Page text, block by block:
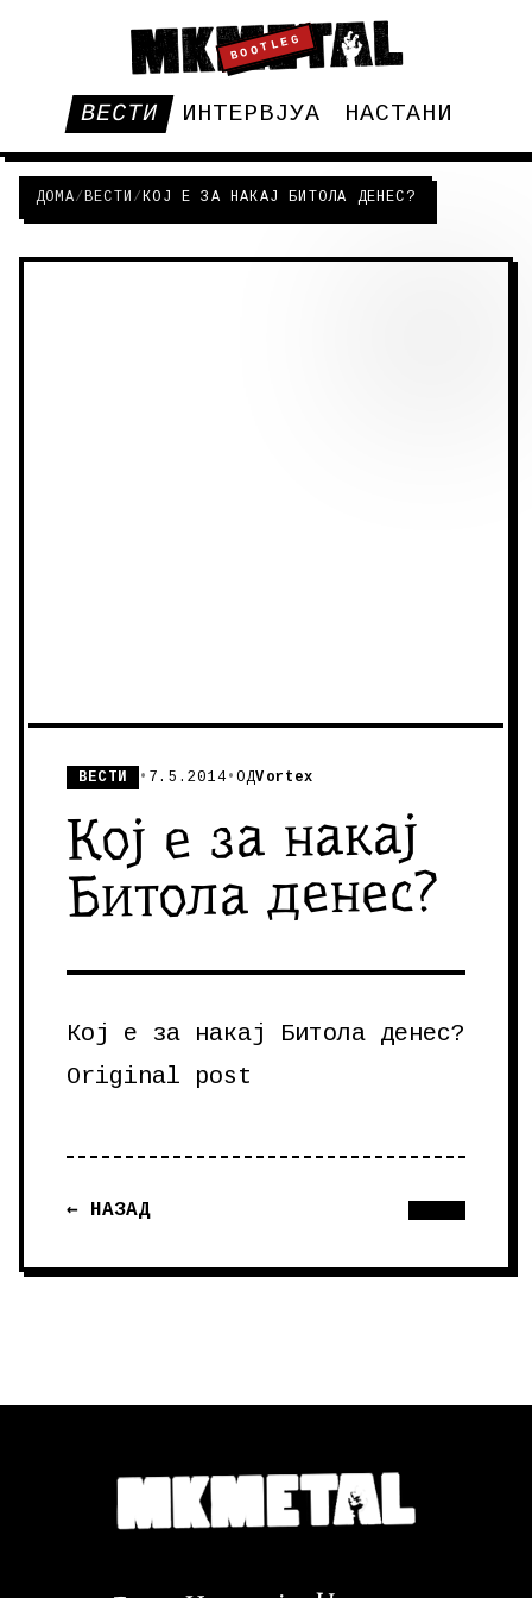
BOOTLEG
ВЕСТИ ИНТЕРВЈУА НАСТАНИ
ДОМА/ВЕСТИ /КОЈ Е ЗА НАКАЈ БИТОЛА ДЕНЕС?
ВЕСТИ • 7.5.2014 •ОДVortex
Кој е за накај
Битола денес?
Кој е за накај Битола денес?
Original post
← НАЗАД